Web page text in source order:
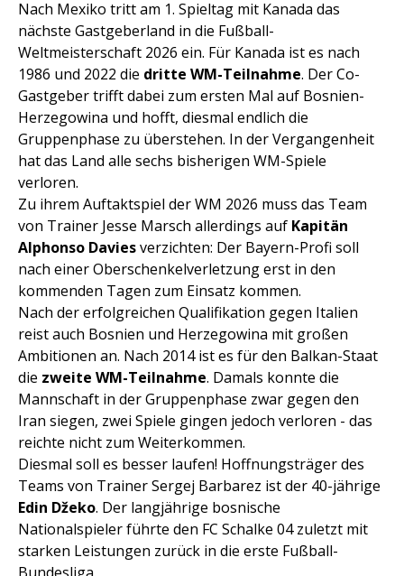
Nach Mexiko tritt am 1. Spieltag mit Kanada das
nächste Gastgeberland in die Fußball-
Weltmeisterschaft 2026 ein. Für Kanada ist es nach
1986 und 2022 die dritte WM-Teilnahme. Der Co-
Gastgeber trifft dabei zum ersten Mal auf Bosnien-
Herzegowina und hofft, diesmal endlich die
Gruppenphase zu überstehen. In der Vergangenheit
hat das Land alle sechs bisherigen WM-Spiele
verloren.
Zu ihrem Auftaktspiel der WM 2026 muss das Team
von Trainer Jesse Marsch allerdings auf Kapitän
Alphonso Daviesverzichten: Der Bayern-Profi soll
nach einer Oberschenkelverletzung erst in den
kommenden Tagen zum Einsatz kommen.
Nach der erfolgreichen Qualifikation gegen Italien
reist auch Bosnien und Herzegowina mit großen
Ambitionen an. Nach 2014 ist es für den Balkan-Staat
die zweite WM-Teilnahme. Damals konnte die
Mannschaft in der Gruppenphase zwar gegen den
Iran siegen, zwei Spiele gingen jedoch verloren - das
reichte nicht zum Weiterkommen.
Diesmal soll es besser laufen! Hoffnungsträger des
Teams von Trainer Sergej Barbarez ist der 40-jährige
Edin Džeko. Der langjährige bosnische
Nationalspieler führte den FC Schalke 04 zuletzt mit
starken Leistungen zurück in die erste Fußball-